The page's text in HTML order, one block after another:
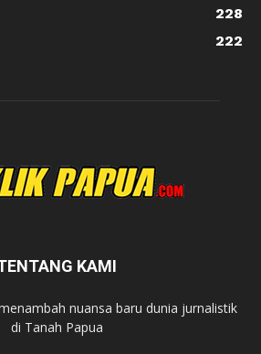
228
222
KAMI
nuansa baru dunia jurnalistik
di Tanah Papua